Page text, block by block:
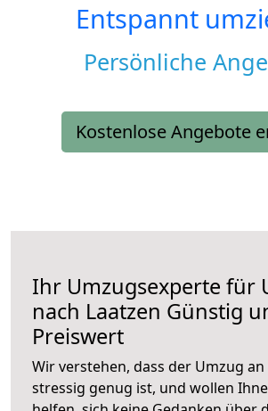
Entspannt
Persönliche
Kostenlose Angebote
Ihr Umzugsexperte für
nach Laatzen Günstig
Preiswert
Wir verstehen, dass der Umzug
stressig genug ist, und wollen